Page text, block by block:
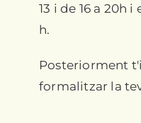
13 i de 16 a 20h i
h.
Posteriorment
formalitzar la